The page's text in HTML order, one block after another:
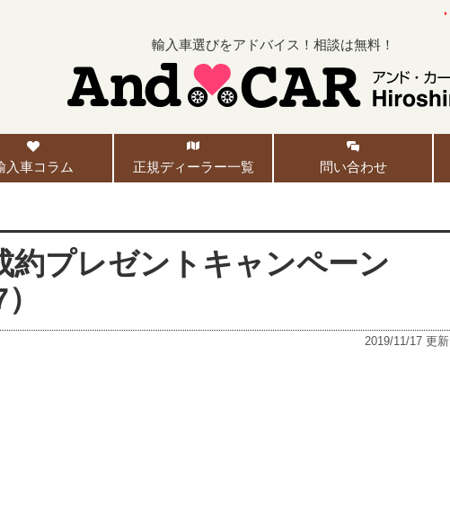
輸入車選びをアドバイス！相談は無料！
入車コラム 正規ディーラー一覧 問い合わせ
プレゼントキャンペーン
2019/11/17 更新